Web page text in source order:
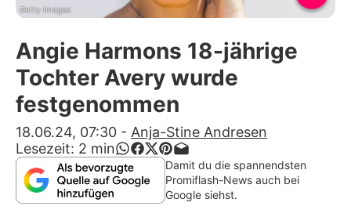
Promiflash Exklusiv
Alle Themen auf Promiflash
App runterladen
Team
Redaktionelle Richtlinien
Getty Images
Angie Harmons 18-jährige
Tochter Avery wurde
festgenommen
18.06.24, 07:30 - Anja-Stine Andresen
Lesezeit: 2 min
Damit du die spannendsten
Promiflash-News auch bei
Google siehst.